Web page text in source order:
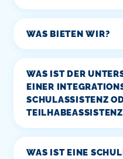
WAS BIETEN WIR?
WAS IST DER
EINER
SCHULASSISTENZ
WAS IST EINE